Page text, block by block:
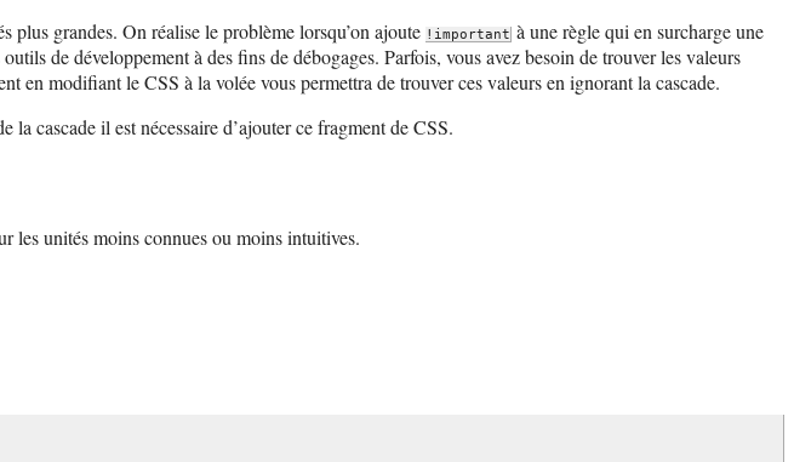
plus grandes. On réalise le problème lorsqu’on ajoute !important à une règle qui en surcharge une
de développement à des fins de débogages. Parfois, vous avez besoin de trouver les valeurs
en modifiant le CSS à la volée vous permettra de trouver ces valeurs en ignorant la cascade.
cascade il est nécessaire d’ajouter ce fragment de CSS.
les unités moins connues ou moins intuitives.